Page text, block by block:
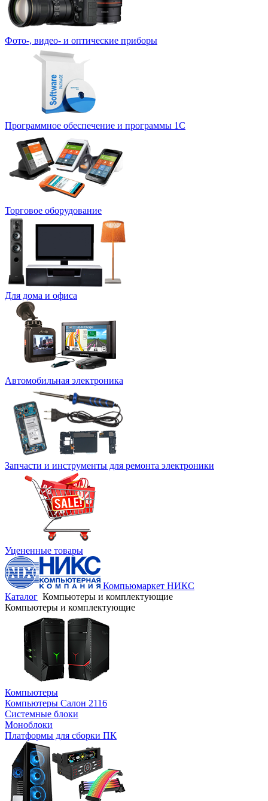
Фото-, видео- и оптические приборы
Программное обеспечение и программы 1С
Торговое оборудование
Для дома и офиса
Автомобильная электроника
Запчасти и инструменты для ремонта электроники
Уцененные товары
Компьюмаркет НИКС
Каталог Компьютеры и комплектующие
Компьютеры и комплектующие
Компьютеры
Компьютеры Салон 2116
Системные блоки
Моноблоки
Платформы для сборки ПК